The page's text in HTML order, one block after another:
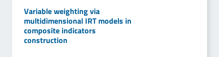
Variable weighting via
multidimensional IRT models in
composite indicators
construction